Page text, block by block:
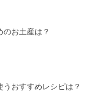
のお土産は？
うおすすめレシピは？